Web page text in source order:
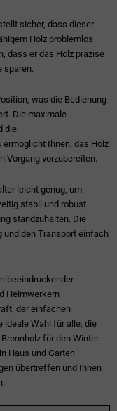
sicher, dass dieser
Holz problemlos
dass er das Holz präzise
sparen.
was die Bedienung
Die maximale
die
Ihnen, das Holz
Vorgang vorzubereiten.
leicht genug, um
stabil und robust
standzuhalten. Die
und den Transport einfach
beeindruckender
Heimwerkern
der einfachen
ideale Wahl für alle, die
für den Winter
Haus und Garten
übertreffen und Ihnen